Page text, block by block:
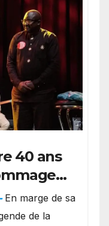
40 ans
en
​En marge de sa
de la